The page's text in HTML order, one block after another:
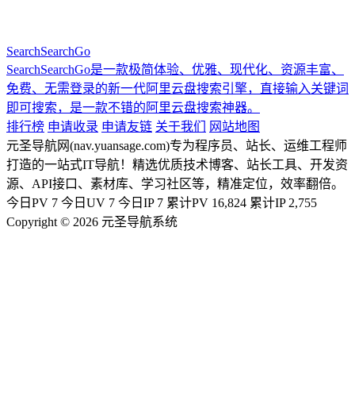
SearchSearchGo
SearchSearchGo是一款极简体验、优雅、现代化、资源丰富、
免费、无需登录的新一代阿里云盘搜索引擎，直接输入关键词
即可搜索，是一款不错的阿里云盘搜索神器。
排行榜 申请收录 申请友链 关于我们
网站地图
元圣导航网(nav.yuansage.com)专为程序员、站长、运维工程师
打造的一站式IT导航！精选优质技术博客、站长工具、开发资
源、API接口、素材库、学习社区等，精准定位，效率翻倍。
今日PV 7 今日UV 7 今日IP 7 累计PV 16,824 累计IP 2,755
Copyright © 2026 元圣导航系统